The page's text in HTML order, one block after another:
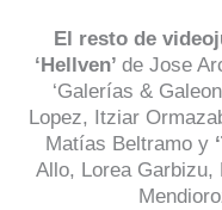
El resto de
‘Hellven’ de Jose
‘Galerías &
Lopez, Itziar
Matías Beltramo y
Allo, Lorea Garbizu,